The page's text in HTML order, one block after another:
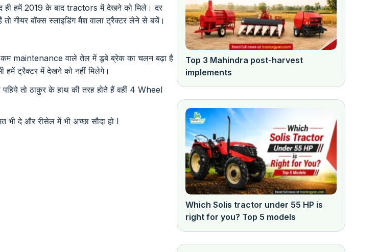
ही हमें 2019 के बाद tractors में देखने को मिले। दर
गीयर बॉक्स स्लाइडिंग मैश वाला ट्रैक्टर लेने से बचें।
कम maintenance वाले तेल में डूबे ब्रेक का चलन बढ़ा है
हमें ट्रैक्टर में देखने को नहीं मिलेगे।
तो ठाकुर के हाथ की तरह होते हैं वहीं 4 Wheel
दे और रीसेल में भी अच्छा सौदा हो I
Top 3 Mahindra post-harvest
implements
Which Solis tractor under 55 HP is
right for you? Top 5 models